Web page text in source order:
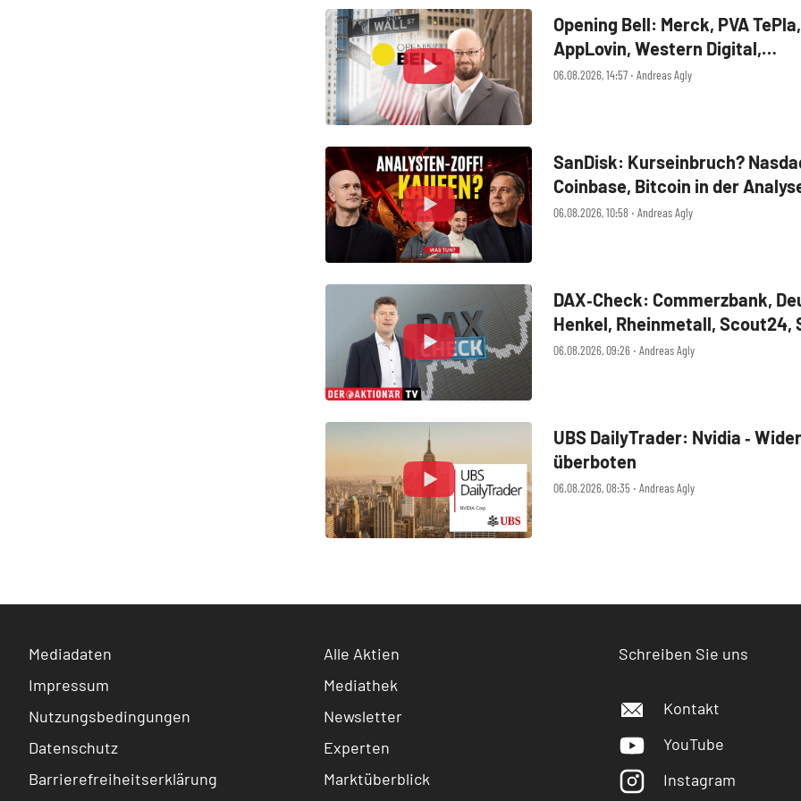
06.08.2026, 14:57 ‧ Andreas Agly
Opening Bell: Merck, PVA TePla,
AppLovin, Western Digital,
MercadoLibre, Albemarle
06.08.2026, 10:58 ‧ Andreas Agly
SanDisk: Kurseinbruch?
Coinbase, Bitcoin in der
06.08.2026, 09:26 ‧ Andreas Agly
DAX‑Check: Commerzbank,
Henkel, Rheinmetall, Scout24,
SUSS MicroTec, United Internet
06.08.2026, 08:35 ‧ Andreas Agly
UBS DailyTrader: Nvidia ‑
überboten
Mediadaten
Impressum
Nutzungsbedingungen
Datenschutz
Barrierefreiheitserklärung
Alle Aktien
Mediathek
Newsletter
Experten
Marktüberblick
Schreiben Sie uns
Kontakt
YouTube
Instagram